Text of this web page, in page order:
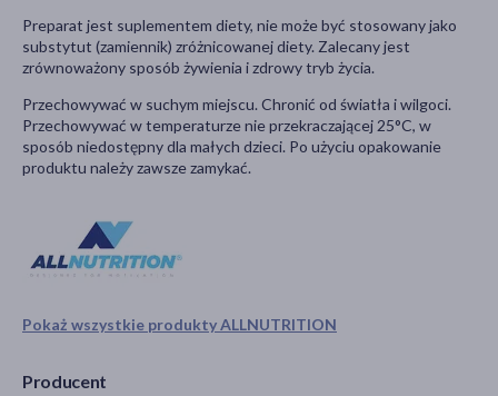
Pokaż wszystkie produkty ALLNUTRITION
Producent
Preparat jest suplementem diety, nie może być stosowany jako
substytut (zamiennik) zróżnicowanej diety. Zalecany jest
zrównoważony sposób żywienia i zdrowy tryb życia.
Przechowywać w suchym miejscu. Chronić od światła i wilgoci.
Przechowywać w temperaturze nie przekraczającej 25°C, w
sposób niedostępny dla małych dzieci. Po użyciu opakowanie
produktu należy zawsze zamykać.